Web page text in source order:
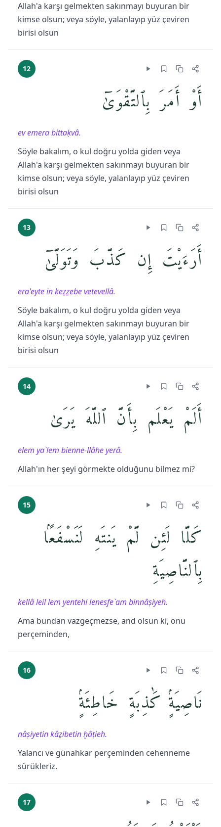
Allah'a karşı gelmekten sakınmayı buyuran bir
kimse olsun; veya söyle, yalanlayıp yüz çeviren
birisi olsun
12
أَوْ أَمَرَ بِٱلتَّقْوَىٰٓ
ev emera bittaḳvâ.
Söyle bakalım, o kul doğru yolda giden veya
Allah'a karşı gelmekten sakınmayı buyuran bir
kimse olsun; veya söyle, yalanlayıp yüz çeviren
birisi olsun
13
أَرَءَيْتَ إِن كَذَّبَ وَتَوَلَّىٰٓ
era'eyte in keẕẕebe vetevellâ.
Söyle bakalım, o kul doğru yolda giden veya
Allah'a karşı gelmekten sakınmayı buyuran bir
kimse olsun; veya söyle, yalanlayıp yüz çeviren
birisi olsun
14
أَلَمْ يَعْلَم بِأَنَّ ٱللَّهَ يَرَىٰ
elem ya`lem bienne-llâhe yerâ.
Allah'ın her şeyi görmekte olduğunu bilmez mi?
15
كَلَّا لَئِن لَّمْ يَنتَهِ لَنَسْفَعًۢا
بِٱلنَّاصِيَةِ
kellâ leil lem yentehi lenesfe`am binnâṣiyeh.
Ama bundan vazgeçmezse, and olsun ki, onu
perçeminden,
16
نَاصِيَةٍۢ كَٰذِبَةٍ خَاطِئَةٍۢ
nâṣiyetin kâẕibetin ḫâṭieh.
Yalancı ve günahkar perçeminden cehenneme
sürükleriz.
17